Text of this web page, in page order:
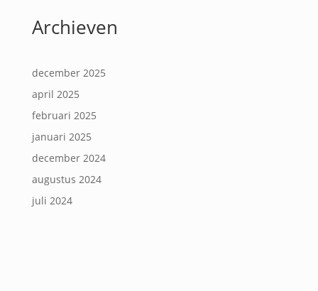
Archieven
december 2025
april 2025
februari 2025
januari 2025
december 2024
augustus 2024
juli 2024